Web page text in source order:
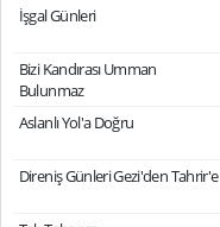
İşgal Günleri
Bizi Kandırası Umman
Bulunmaz
Aslanlı Yol'a Doğru
Direniş Günleri Gezi'den Tahrir'e